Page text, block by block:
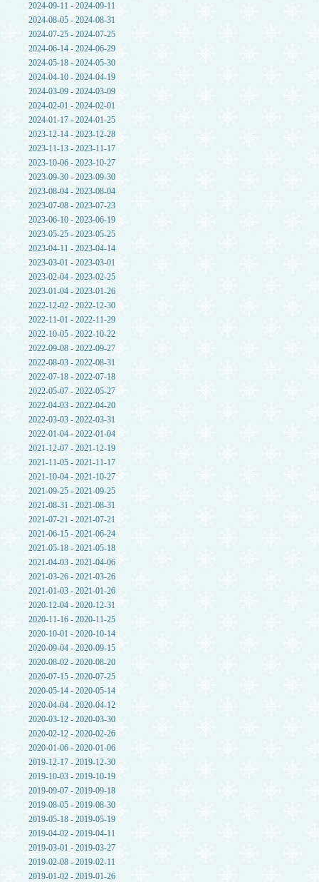
2024-09-11 - 2024-09-11
2024-08-05 - 2024-08-31
2024-07-25 - 2024-07-25
2024-06-14 - 2024-06-29
2024-05-18 - 2024-05-30
2024-04-10 - 2024-04-19
2024-03-09 - 2024-03-09
2024-02-01 - 2024-02-01
2024-01-17 - 2024-01-25
2023-12-14 - 2023-12-28
2023-11-13 - 2023-11-17
2023-10-06 - 2023-10-27
2023-09-30 - 2023-09-30
2023-08-04 - 2023-08-04
2023-07-08 - 2023-07-23
2023-06-10 - 2023-06-19
2023-05-25 - 2023-05-25
2023-04-11 - 2023-04-14
2023-03-01 - 2023-03-01
2023-02-04 - 2023-02-25
2023-01-04 - 2023-01-26
2022-12-02 - 2022-12-30
2022-11-01 - 2022-11-29
2022-10-05 - 2022-10-22
2022-09-08 - 2022-09-27
2022-08-03 - 2022-08-31
2022-07-18 - 2022-07-18
2022-05-07 - 2022-05-27
2022-04-03 - 2022-04-20
2022-03-03 - 2022-03-31
2022-01-04 - 2022-01-04
2021-12-07 - 2021-12-19
2021-11-05 - 2021-11-17
2021-10-04 - 2021-10-27
2021-09-25 - 2021-09-25
2021-08-31 - 2021-08-31
2021-07-21 - 2021-07-21
2021-06-15 - 2021-06-24
2021-05-18 - 2021-05-18
2021-04-03 - 2021-04-06
2021-03-26 - 2021-03-26
2021-01-03 - 2021-01-26
2020-12-04 - 2020-12-31
2020-11-16 - 2020-11-25
2020-10-01 - 2020-10-14
2020-09-04 - 2020-09-15
2020-08-02 - 2020-08-20
2020-07-15 - 2020-07-25
2020-05-14 - 2020-05-14
2020-04-04 - 2020-04-12
2020-03-12 - 2020-03-30
2020-02-12 - 2020-02-26
2020-01-06 - 2020-01-06
2019-12-17 - 2019-12-30
2019-10-03 - 2019-10-19
2019-09-07 - 2019-09-18
2019-08-05 - 2019-08-30
2019-05-18 - 2019-05-19
2019-04-02 - 2019-04-11
2019-03-01 - 2019-03-27
2019-02-08 - 2019-02-11
2019-01-02 - 2019-01-26